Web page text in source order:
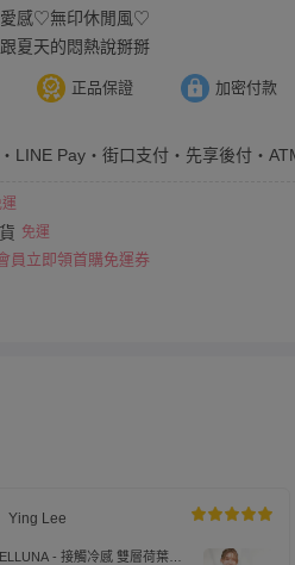
感♡無印休閒風♡
夏天的悶熱說掰掰
正品保證 加密付款
LINE Pay・街口支付・先享後付・
免運
員立即領首購免運券
Ying Lee
- 接觸冷感 雙層荷葉袖